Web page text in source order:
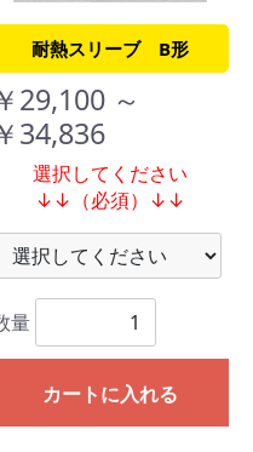
耐熱スリーブ B形
29,100 ～
34,836
選択してください
↓↓（必須）↓↓
量
カートに入れる